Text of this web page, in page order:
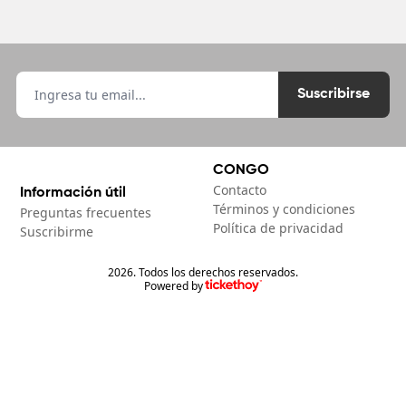
Suscribirse
Información útil
Preguntas frecuentes
Suscribirme
CONGO
Contacto
Términos y condiciones
Política de privacidad
2026. Todos los derechos reservados.
Powered by